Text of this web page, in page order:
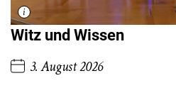
Witz und Wissen
3. August 2026